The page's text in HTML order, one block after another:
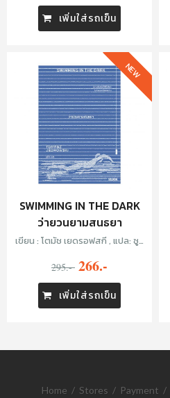
เพิ่มใส่รถเข็น
SWIMMING IN THE DARK
ว่ายวนยามสนธยา
เขียน : โตมัช เยดรอฟสกี , แปล: ซูลิ
295.- 266.-
เพิ่มใส่รถเข็น
NEW
Home / Stores / Payment /